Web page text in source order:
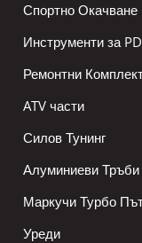
Спортно Окачване
Инструменти за
Ремонтни
ATV части
Силов Тунинг
Алуминиеви Тръби
Маркучи Турбо
Уреди